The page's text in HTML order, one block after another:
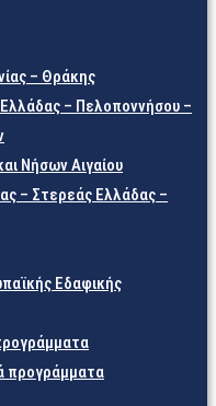
– Θράκης
– Πελοποννήσου –
Νήσων Αιγαίου
– Στερεάς Ελλάδας –
Εδαφικής
προγράμματα